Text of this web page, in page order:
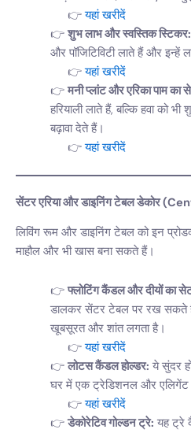
यहां खरीदें
शुभ लाभ और स्वस्तिक स्टिकर:
और पॉजिटिविटी लाते हैं और इन्हें
यहां खरीदें
मनी प्लांट और एरिका पाम का
हरियाली लाते हैं, बल्कि हवा को
बढ़ावा देते हैं।
यहां खरीदें
सेंटर एरिया और डाइनिंग टेबल डेकोर
लिविंग रूम और डाइनिंग टेबल को इन
माहौल और भी खास बना सकते हैं।
फ्लोटिंग कैंडल और दीयों का
डालकर सेंटर टेबल पर रख सकते
खूबसूरत और शांत लगता है।
यहां खरीदें
लोटस कैंडल होल्डर: ये सुंदर
घर में एक ट्रेडिशनल और एलिगेंट
यहां खरीदें
डेकोरेटिव गोल्डन ट्रे: यह ट्रे